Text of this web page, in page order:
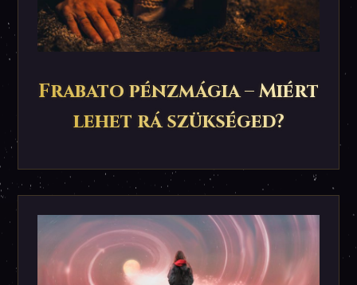
Frabato pénzmágia – Miért
lehet rá szükséged?